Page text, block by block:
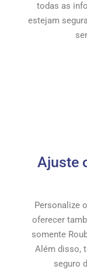
todas as
estejam
Ajuste
Personalize
oferecer
somente
Além disso,
seguro